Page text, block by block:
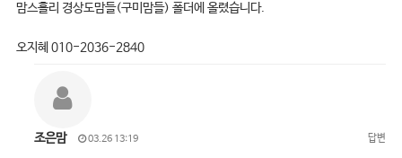
맘스홀리 경상도맘들(구미맘들) 폴더에 올렸습니다.
오지혜 010-2036-2840
조은맘 03.26 13:19 답변